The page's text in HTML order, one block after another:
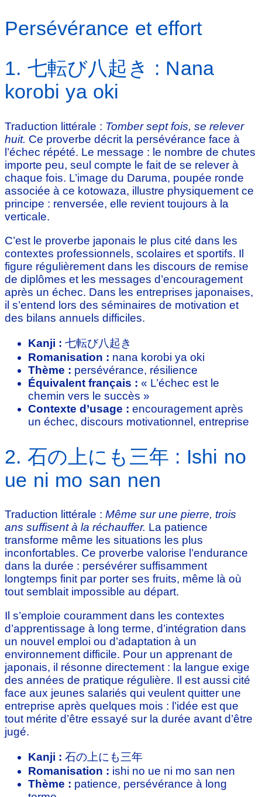
Persévérance et effort
1. 七転び八起き : Nana
korobi ya oki
Traduction littérale : Tomber sept fois, se relever
huit. Ce proverbe décrit la persévérance face à
l’échec répété. Le message : le nombre de chutes
importe peu, seul compte le fait de se relever à
chaque fois. L’image du Daruma, poupée ronde
associée à ce kotowaza, illustre physiquement ce
principe : renversée, elle revient toujours à la
verticale.
C’est le proverbe japonais le plus cité dans les
contextes professionnels, scolaires et sportifs. Il
figure régulièrement dans les discours de remise
de diplômes et les messages d’encouragement
après un échec. Dans les entreprises japonaises,
il s’entend lors des séminaires de motivation et
des bilans annuels difficiles.
Kanji : 七転び八起き
Romanisation : nana korobi ya oki
Thème : persévérance, résilience
Équivalent français : « L’échec est le
chemin vers le succès »
Contexte d’usage : encouragement après
un échec, discours motivationnel, entreprise
2. 石の上にも三年 : Ishi no
ue ni mo san nen
Traduction littérale : Même sur une pierre, trois
ans suffisent à la réchauffer. La patience
transforme même les situations les plus
inconfortables. Ce proverbe valorise l’endurance
dans la durée : persévérer suffisamment
longtemps finit par porter ses fruits, même là où
tout semblait impossible au départ.
Il s’emploie couramment dans les contextes
d’apprentissage à long terme, d’intégration dans
un nouvel emploi ou d’adaptation à un
environnement difficile. Pour un apprenant de
japonais, il résonne directement : la langue exige
des années de pratique régulière. Il est aussi cité
face aux jeunes salariés qui veulent quitter une
entreprise après quelques mois : l’idée est que
tout mérite d’être essayé sur la durée avant d’être
jugé.
Kanji : 石の上にも三年
Romanisation : ishi no ue ni mo san nen
Thème : patience, persévérance à long